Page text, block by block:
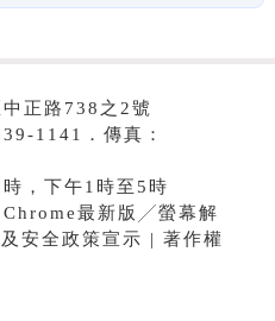
正路738之2號
1141．傳真：
，下午1時至5時
最新版╱螢幕解
安全政策宣示 | 著作權